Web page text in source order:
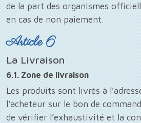
de la part des organismes
en cas de non paiement.
Article 6
La Livraison
6.1. Zone de livraison
Les produits sont livrés à
l'acheteur sur le bon de
de vérifier l’exhaustivité et la